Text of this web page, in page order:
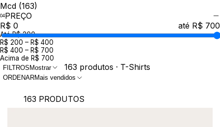
Mcd (163)
PREÇO
R$ 0
até R$ 700
Até R$ 200
R$ 200 – R$ 400
R$ 400 – R$ 700
Acima de R$ 700
FILTROS Mostrar 163 produtos · T-Shirts
ORDENARMais vendidos
163 PRODUTOS